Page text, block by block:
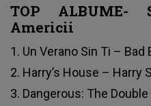
TOP ALBUME-
Americii
1. Un Verano Sin Ti – Bad
2. Harry’s House – Harry
3. Dangerous: The